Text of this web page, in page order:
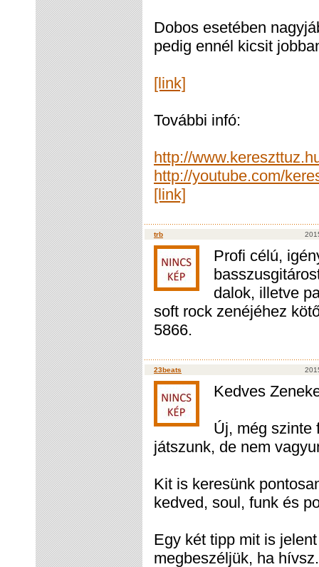
Dobos esetében
pedig ennél kicsit
[link]
További infó:
http://
http://youtube.com/
[link]
trb
Profi célú,
dalok, illetve
soft rock zenéjéhez
5866.
23beats
Kedves
Új, még szinte
játszunk, de nem
Kit is keresünk
kedved, soul, funk és
Egy két tipp mit is
megbeszéljük, ha hívsz.